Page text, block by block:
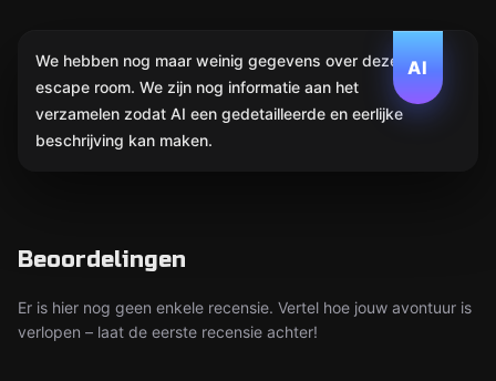
AI
We hebben nog maar weinig gegevens over deze
escape room. We zijn nog informatie aan het
verzamelen zodat AI een gedetailleerde en eerlijke
beschrijving kan maken.
Beoordelingen
Er is hier nog geen enkele recensie. Vertel hoe jouw avontuur is
verlopen – laat de eerste recensie achter!